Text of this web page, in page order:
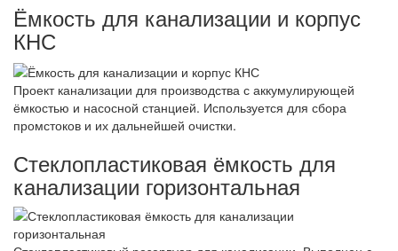
Ёмкость для канализации и корпус
КНС
Проект канализации для производства с аккумулирующей
ёмкостью и насосной станцией. Используется для сбора
промстоков и их дальнейшей очистки.
Стеклопластиковая ёмкость для
канализации горизонтальная